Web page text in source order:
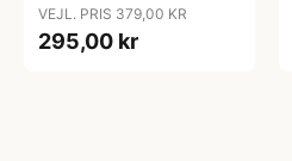
VEJL. PRIS 379,00 KR
295,00 kr